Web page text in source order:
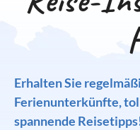
Erhalten Sie
Ferienunterkünfte,
spannende